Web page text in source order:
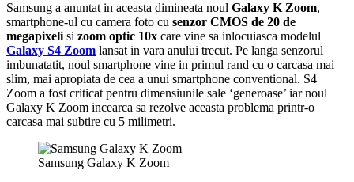
Samsung a anuntat in aceasta dimineata noul Galaxy K Zoom,
smartphone-ul cu camera foto cu senzor CMOS de 20 de
megapixeli si zoom optic 10x care vine sa inlocuiasca modelul
Galaxy S4 Zoom lansat in vara anului trecut. Pe langa senzorul
imbunatatit, noul smartphone vine in primul rand cu o carcasa mai
slim, mai apropiata de cea a unui smartphone conventional. S4
Zoom a fost criticat pentru dimensiunile sale ‘generoase’ iar noul
Galaxy K Zoom incearca sa rezolve aceasta problema printr-o
carcasa mai subtire cu 5 milimetri.
Samsung Galaxy K Zoom